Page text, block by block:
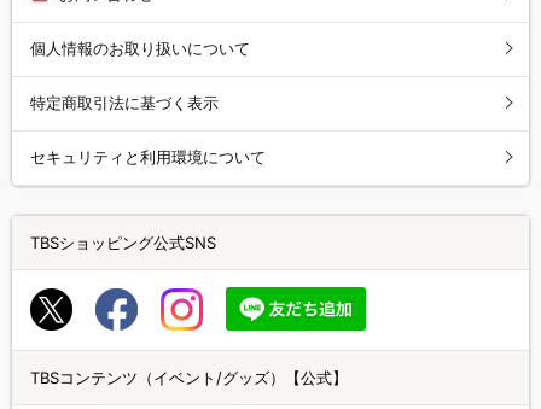
個人情報のお取り扱いについて
特定商取引法に基づく表示
セキュリティと利用環境について
TBSショッピング公式SNS
TBSコンテンツ（イベント/グッズ）【公式】